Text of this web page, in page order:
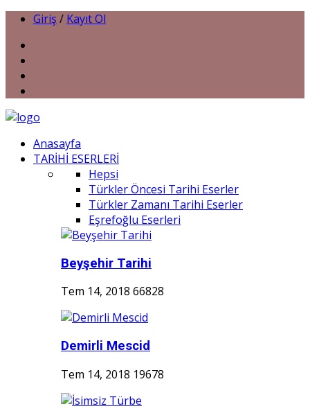
Giriş / Kayıt Ol
Anasayfa
TARİHİ ESERLERİ
Hepsi
Türkler Öncesi Tarihi Eserler
Türkler Zamanı Tarihi Eserler
Eşrefoğlu Eserleri
Beyşehir Tarihi
Tem 14, 2018 66828
Demirli Mescid
Tem 14, 2018 19678